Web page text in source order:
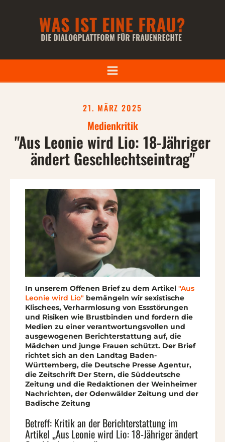
21. MÄRZ 2025
Medienkritik
"Aus Leonie wird Lio: 18-Jähriger
ändert Geschlechtseintrag"
In unserem Offenen Brief zu dem Artikel "Aus
Leonie wird Lio" bemängeln wir sexistische
Klischees, Verharmlosung von Essstörungen
und Risiken wie Brustbinden und fordern die
Medien zu einer verantwortungsvollen und
ausgewogenen Berichterstattung auf, die
Mädchen und junge Frauen schützt. Der Brief
richtet sich an den Landtag Baden-
Württemberg, die Deutsche Presse Agentur,
die Zeitschrift Der Stern, die Süddeutsche
Zeitung und die Redaktionen der Weinheimer
Nachrichten, der Odenwälder Zeitung und der
Badische Zeitung
Betreff: Kritik an der Berichterstattung im
Artikel „Aus Leonie wird Lio: 18-Jähriger ändert